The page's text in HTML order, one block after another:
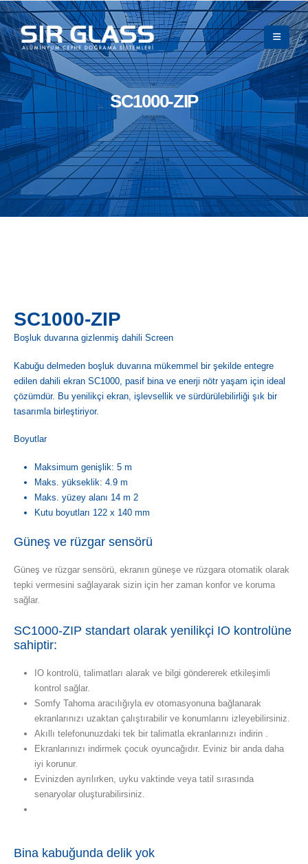
SC1000-ZIP
SC1000-ZIP
Boşluk duvarına gizlenmiş dahili Screen
Kabuğu delmeden boşluk duvarına mükemmel bir şekilde entegre
edilen dahili ekran SC1000, pasif bina ve enerji nötr yaşam için ideal
çözümdür. Bu yenilikçi ekran, işlevsellik ve sürdürülebilirliği şık bir
tasarımla birleştiriyor.
Boyutlar
Maksimum genişlik: 5 m
Maks. yükseklik: 4.9 m
Maks. yüzey alanı 14 m 2
Kutu boyutları 122 x 140 mm
Güneş ve rüzgar sensörü
Güneş ve rüzgar sensörü, ekranın güneşe ve rüzgara otomatik olarak
tepki vermesini sağlayarak sizin için her zaman konfor ve koruma
sağlar.
SC1000-ZIP standart olarak yenilikçi IO kontrolüne
sahiptir:
IO kontrolü, talimatları alarak ve bilgi göndererek etkileşimli
kontrol sağlar.
Somfy Tahoma aracılığıyla ev otomasyonuna bağlanarak
ekranlarınızı uzaktan çalıştırabilir ve konumlarını izleyebilirsiniz.
Akıllı telefonunuzdaki tek bir talimatla ekranlarınızı indirin .
Ekranlarınızı indirmek çocuk oyuncağıdır. Eviniz bir anda daha
iyi korunur.
Evinizden ayrılırken, uyku vaktinde veya tatil sırasında
senaryolar oluşturabilirsiniz.
Bina kabuğunda delik yok